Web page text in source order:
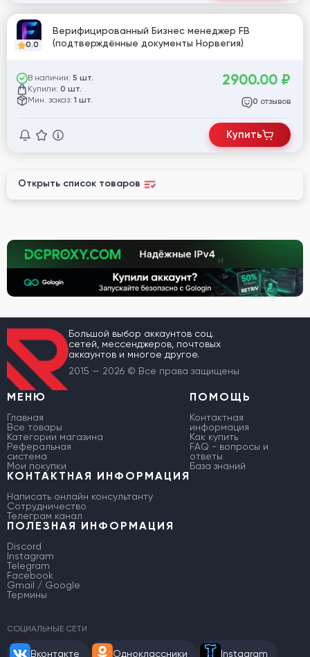
0.0
Верифицированный Бизнес менеджер FB
(подтверждённые документы Норвегия)
В наличии: 5 шт.
Купили: 0 шт.
Мин. заказ: 1 шт.
2900.00 ₽
0 отзывов
Купить
Открыть список товаров
Большой выбор аккаунтов соц.
сетей, мессенджеров, почтовых
аккаунтов и многое другое.
2015 — 2026 © Все права защищены
МЕНЮ
Главная
Все товары
Категории магазина
Реферальная
система
Мои покупки
ПОМОЩЬ
Контактная
информация
Как купить
FAQ - вопросы и
ответы
База знаний
КОНТАКТНАЯ ИНФОРМАЦИЯ
Написать онлайн консультанту
Сотрудничество
Телеграм канал
ПОЛЕЗНАЯ ИНФОРМАЦИЯ
Discord
Instagram
Telegram
Facebook
Gmail / Google
Термины
СОЦИАЛЬНЫЕ СЕТИ
Вконтакте Одноклассники Instagram